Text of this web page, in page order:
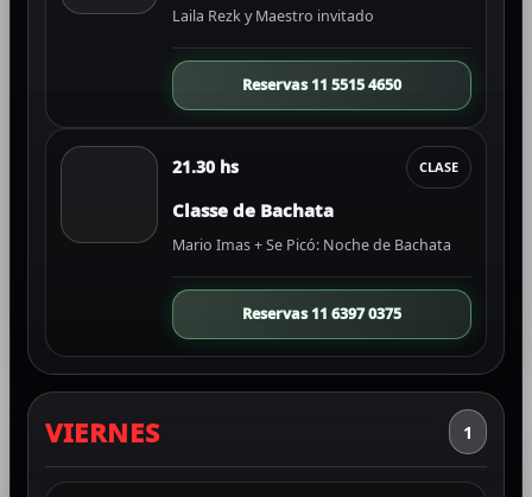
Laila Rezk y Maestro invitado
Reservas 11 5515 4650
21.30 hs CLASE
Classe de Bachata
Mario Imas + Se Picó: Noche de Bachata
Reservas 11 6397 0375
VIERNES 1